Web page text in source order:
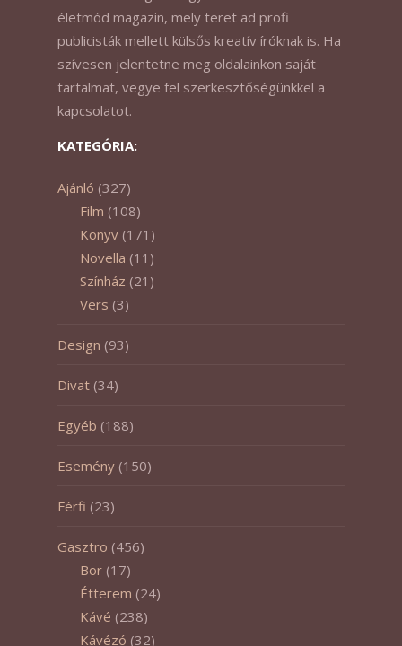
életmód magazin, mely teret ad profi
publicisták mellett külsős kreatív íróknak is. Ha
szívesen jelentetne meg oldalainkon saját
tartalmat, vegye fel szerkesztőségünkkel a
kapcsolatot.
KATEGÓRIA:
Ajánló (327)
Film (108)
Könyv (171)
Novella (11)
Színház (21)
Vers (3)
Design (93)
Divat (34)
Egyéb (188)
Esemény (150)
Férfi (23)
Gasztro (456)
Bor (17)
Étterem (24)
Kávé (238)
Kávézó (32)